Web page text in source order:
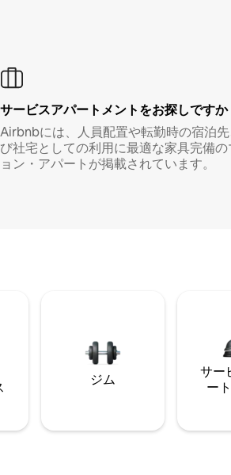
サービスアパートメントをお探しですか
Airbnbには、人員配置や転勤時の宿泊先
び社宅としての利用に最適な家具完備の
ョン・アパートが掲載されています。
ジム
サー
ー